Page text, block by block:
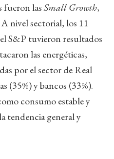
fueron lasSmall Growth,
nivel sectorial, los 11
S&P tuvieron resultados
las energéticas,
por el sector de Real
(35%) y bancos (33%).
consumo estable y
tendencia general y